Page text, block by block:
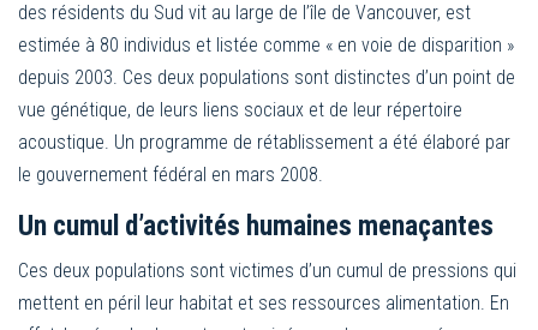
des résidents du Sud vit au large de l’île de Vancouver, est
estimée à 80 individus et listée comme « en voie de disparition »
depuis 2003. Ces deux populations sont distinctes d’un point de
vue génétique, de leurs liens sociaux et de leur répertoire
acoustique. Un programme de rétablissement a été élaboré par
le gouvernement fédéral en mars 2008.
Un cumul d’activités humaines menaçantes
Ces deux populations sont victimes d’un cumul de pressions qui
mettent en péril leur habitat et ses ressources alimentation. En